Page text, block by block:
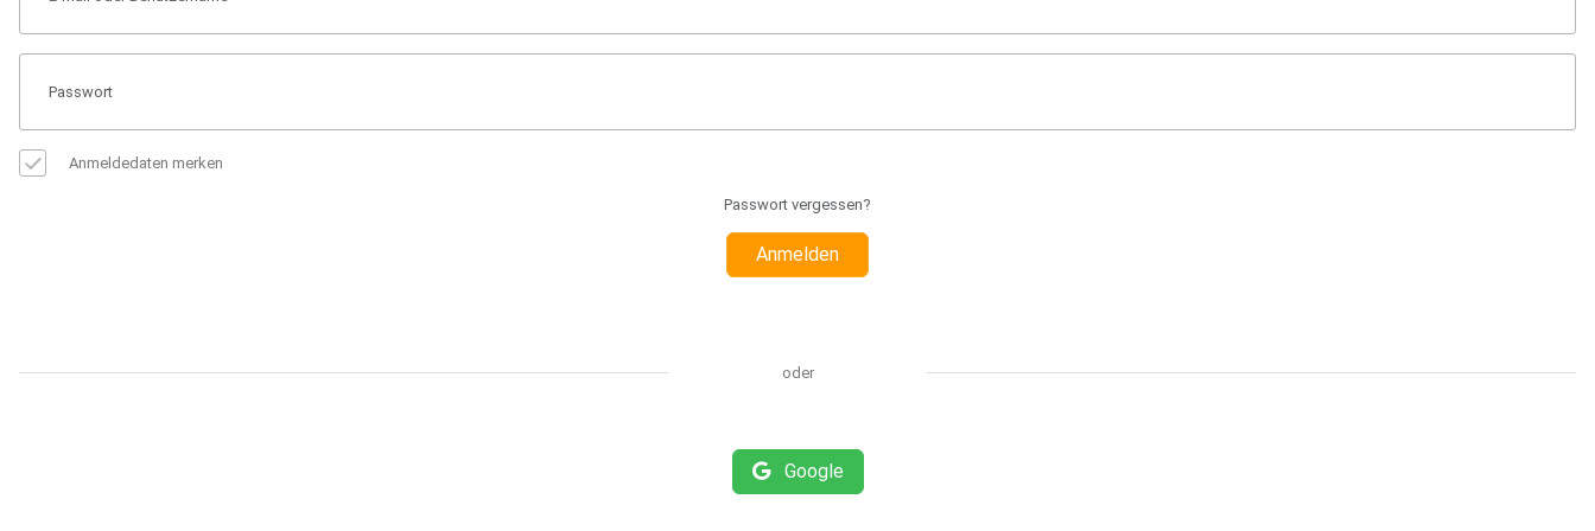
Anmeldedaten merken
Passwort vergessen?
Anmelden
oder
Google